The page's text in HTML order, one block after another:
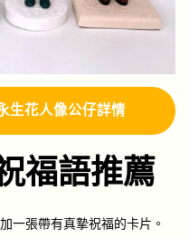
生花人像公仔詳情
福語推薦
一張帶有真摯祝福的卡片。